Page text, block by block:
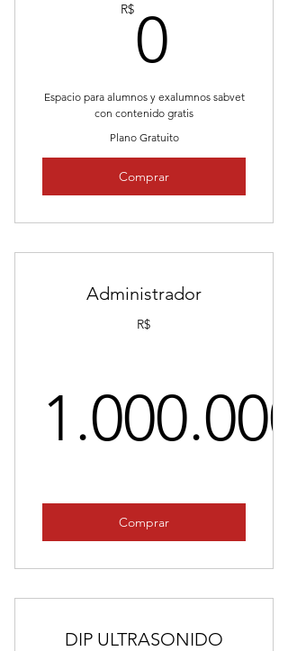
R$0
Espacio para alumnos y exalumnos sabvet
con contenido gratis
Plano Gratuito
Comprar
Administrador
R$
1.000.000
Comprar
DIP ULTRASONIDO